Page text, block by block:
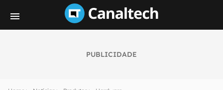
PUBLICIDADE